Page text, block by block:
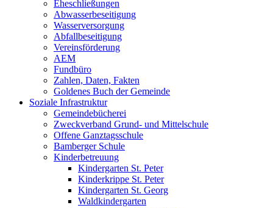
Eheschließungen
Abwasserbeseitigung
Wasserversorgung
Abfallbeseitigung
Vereinsförderung
AEM
Fundbüro
Zahlen, Daten, Fakten
Goldenes Buch der Gemeinde
Soziale Infrastruktur
Gemeindebücherei
Zweckverband Grund- und Mittelschule
Offene Ganztagsschule
Bamberger Schule
Kinderbetreuung
Kindergarten St. Peter
Kinderkrippe St. Peter
Kindergarten St. Georg
Waldkindergarten